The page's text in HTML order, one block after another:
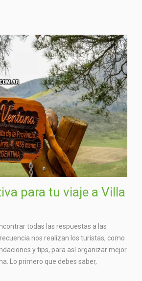
para tu viaje a Villa
todas las respuestas a las
nos realizan los turistas, como
y tips, para así organizar mejor
Lo primero que debes saber,